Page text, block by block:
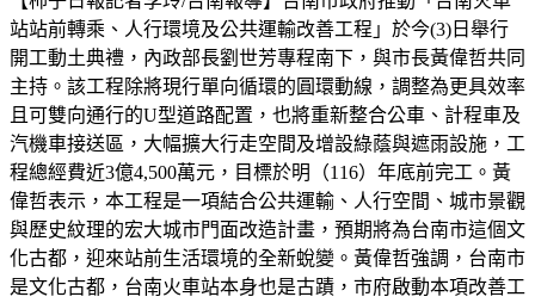
站站前轉乘、人行環境及公共運輸改善工程」於今(3)日舉行
開工動土典禮，內政部長劉世芳專程南下，與市長黃偉哲共同
主持。該工程除將現行單向循環的圓環動線，調整為更具效率
且可雙向通行的U型道路配置，也將重新整合公車、計程車及
汽機車接送區，大幅擴大行走空間及增設綠蔭與遮雨設施，工
程總經費近3億4,500萬元，目標於明（116）年底前完工。黃
偉哲表示，本工程是一項結合公共運輸、人行空間、城市景觀
與歷史紋理的宏大城市門面改造計畫，預期將為台南市這個文
化古都，迎來站前生活環境的全新蛻變。黃偉哲強調，台南市
是文化古都，台南火車站本身也是古蹟，市府啟動本項改善工